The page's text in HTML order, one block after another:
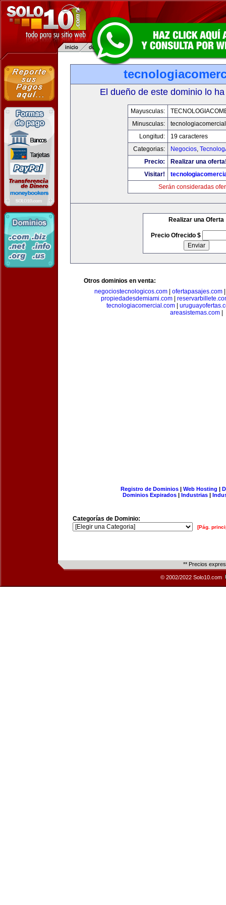
El dueño de este dominio lo
Mayusculas:
Minusculas:
Longitud:
19 caracteres
Categorias:
Negocios,
Precio:
Realizar una
Visitar!
Serán consideradas
Realizar una Oferta
Precio Ofrecido $
Otros dominios en venta:
negociostecnologicos.com
ofertapasajes.com
propiedadesdemiami.com
tecnologiacomercial.com
areasistemas.com|
Registro de Dominios| Web Hosting |
Dominios Expirados | Industrias |
Categorías de Dominio:
[Pág.
** Precios
© 2002/2022 Solo10.com